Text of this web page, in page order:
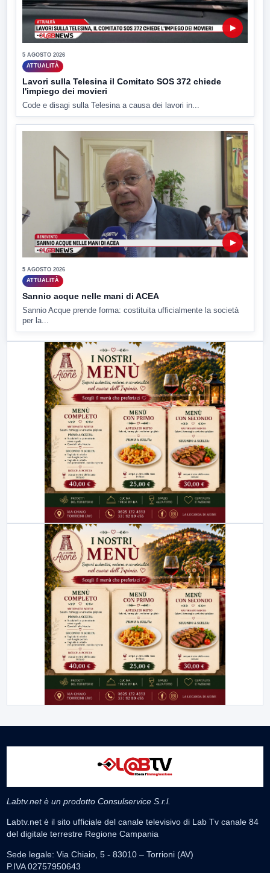
▶
5 AGOSTO 2026
ATTUALITÀ
Lavori sulla Telesina il Comitato SOS 372 chiede
l'impiego dei movieri
Code e disagi sulla Telesina a causa dei lavori in...
▶
5 AGOSTO 2026
ATTUALITÀ
Sannio acque nelle mani di ACEA
Sannio Acque prende forma: costituita ufficialmente la società
per la...
Labtv.net è un prodotto Consulservice S.r.l.
Labtv.net è il sito ufficiale del canale televisivo di Lab Tv canale 84
del digitale terrestre Regione Campania
Sede legale: Via Chiaio, 5 - 83010 – Torrioni (AV)
P.IVA 02757950643